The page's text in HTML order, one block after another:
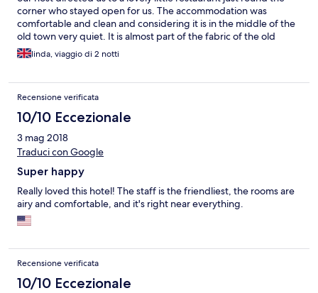
corner who stayed open for us. The accommodation was
comfortable and clean and considering it is in the middle of the
old town very quiet. It is almost part of the fabric of the old
quarter itself. We loved just stepping out in the morning and
wandering the historic streets with all its shops and attractions,
Medieval Rose to anyone wanting to just take in the ambiance of
Rhodes Old Town. Only observation cobbled streets and access
may be hard work for some. Would definitely return and thanks
for being so helpful and welcoming. Linda and Eric.
linda, viaggio di 2 notti
Recensione verificata
10/10 Eccezionale
3 mag 2018
Traduci con Google
Super happy
Really loved this hotel! The staff is the friendliest, the rooms are
airy and comfortable, and it's right near everything.
Recensione verificata
10/10 Eccezionale